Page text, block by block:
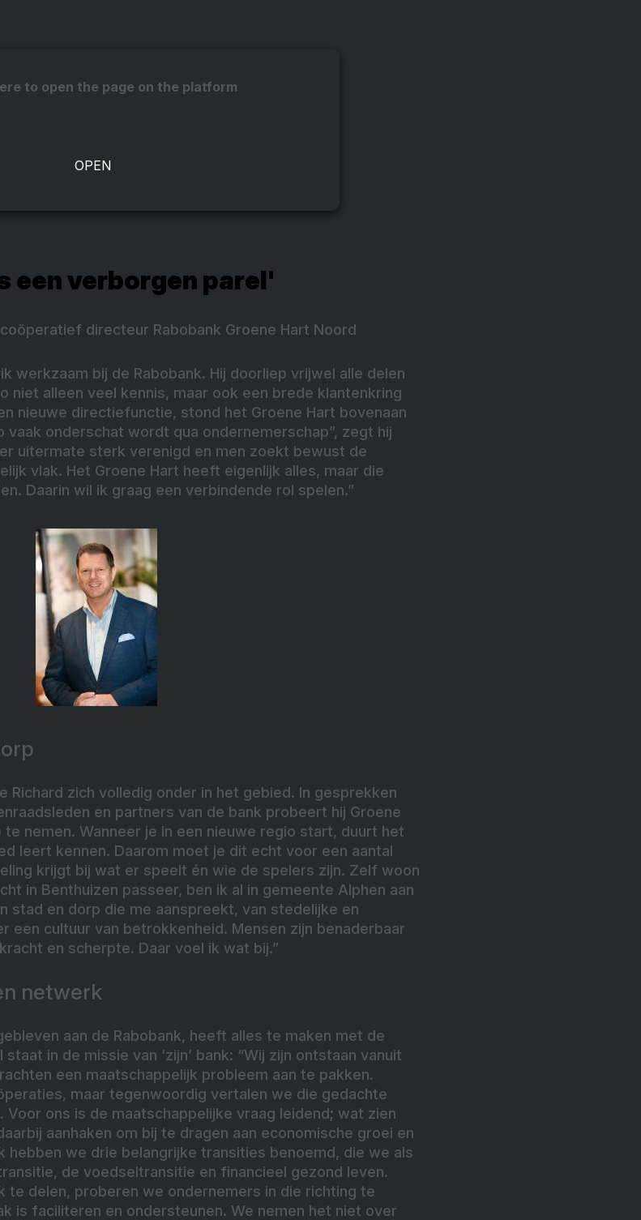
to open the page on the platform
een verborgen parel'
directeur Rabobank Groene Hart Noord
werkzaam bij de Rabobank. Hij doorliep vrijwel alle delen
niet alleen veel kennis, maar ook een brede klantenkring
nieuwe directiefunctie, stond het Groene Hart bovenaan
vaak onderschat wordt qua ondernemerschap”, zegt hij
uitermate sterk verenigd en men zoekt bewust de
vlak. Het Groene Hart heeft eigenlijk alles, maar die
Daarin wil ik graag een verbindende rol spelen.”
Richard zich volledig onder in het gebied. In gesprekken
en partners van de bank probeert hij Groene
nemen. Wanneer je in een nieuwe regio start, duurt het
leert kennen. Daarom moet je dit echt voor een aantal
krijgt bij wat er speelt én wie de spelers zijn. Zelf woon
in Benthuizen passeer, ben ik al in gemeente Alphen aan
stad en dorp die me aanspreekt, van stedelijke en
een cultuur van betrokkenheid. Mensen zijn benaderbaar
en scherpte. Daar voel ik wat bij.”
netwerk
aan de Rabobank, heeft alles te maken met de
in de missie van ‘zijn’ bank: “Wij zijn ontstaan vanuit
een maatschappelijk probleem aan te pakken.
maar tegenwoordig vertalen we die gedachte
Voor ons is de maatschappelijke vraag leidend; wat zien
aanhaken om bij te dragen aan economische groei en
hebben we drie belangrijke transities benoemd, die we als
de voedseltransitie en financieel gezond leven.
te delen, proberen we ondernemers in die richting te
is faciliteren en ondersteunen. We nemen het niet over